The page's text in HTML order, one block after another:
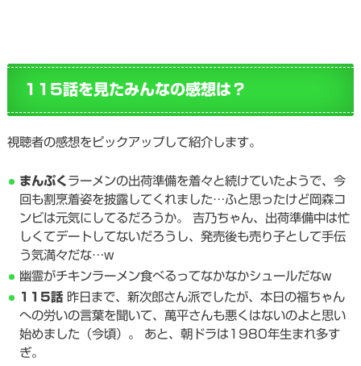
115話を見たみんなの感想は？
視聴者の感想をピックアップして紹介します。
まんぷくラーメンの出荷準備を着々と続けていたようで、今
回も割烹着姿を披露してくれました…ふと思ったけど岡森コ
ンビは元気にしてるだろうか。 吉乃ちゃん、出荷準備中は忙
しくてデートしてないだろうし、発売後も売り子として手伝
う気満々だな…w
幽霊がチキンラーメン食べるってなかなかシュールだなw
115話 昨日まで、新次郎さん派でしたが、本日の福ちゃん
への労いの言葉を聞いて、萬平さんも悪くはないのよと思い
始めました（今頃）。 あと、朝ドラは1980年生まれ多す
ぎ。